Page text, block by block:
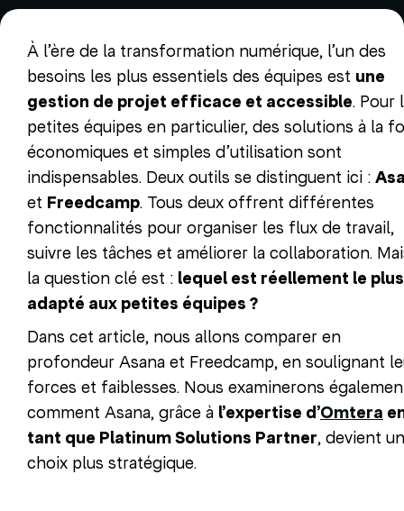
À l’ère de la transformation numérique, l’un des
besoins les plus essentiels des équipes est une
gestion de projet efficace et accessible. Pour
petites équipes en particulier, des solutions à la
économiques et simples d’utilisation sont
indispensables. Deux outils se distinguent ici :
et Freedcamp. Tous deux offrent différentes
fonctionnalités pour organiser les flux de travail,
suivre les tâches et améliorer la collaboration.
la question clé est : lequel est réellement le plus
adapté aux petites équipes ?
Dans cet article, nous allons comparer en
profondeur Asana et Freedcamp, en soulignant
forces et faiblesses. Nous examinerons
comment Asana, grâce à l’expertise d’Omtera
tant que Platinum Solutions Partner, devient un
choix plus stratégique.